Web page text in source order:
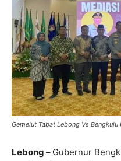
Gemelut Tabat Lebong Vs
Lebong – Gubernur